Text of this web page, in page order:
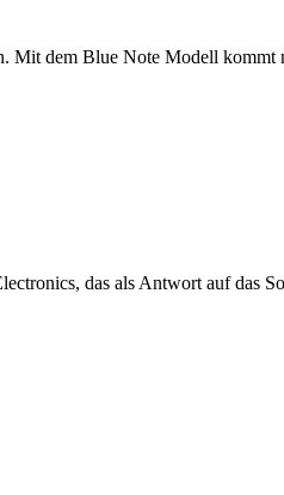
dem Blue Note Modell kommt
das als Antwort auf das